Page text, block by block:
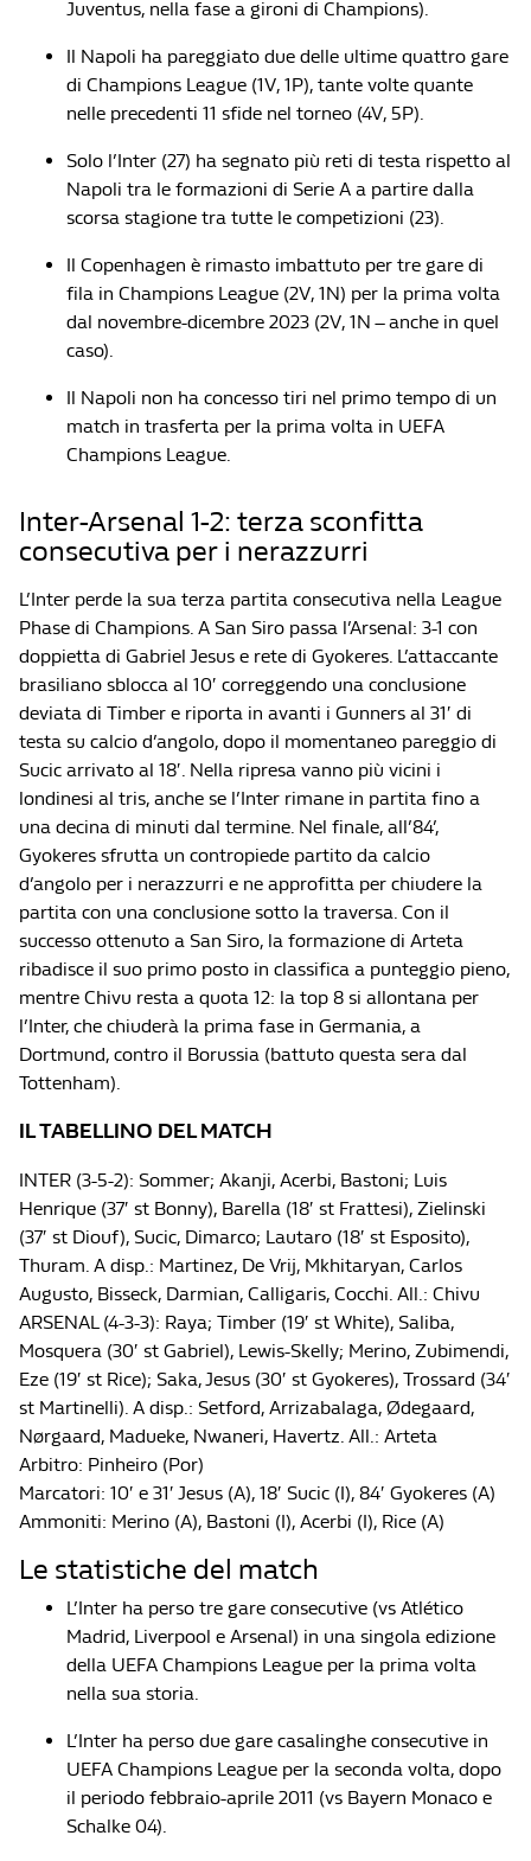
Juventus, nella fase a gironi di Champions).
Il Napoli ha pareggiato due delle ultime quattro gare
di Champions League (1V, 1P), tante volte quante
nelle precedenti 11 sfide nel torneo (4V, 5P).
Solo l’Inter (27) ha segnato più reti di testa rispetto al
Napoli tra le formazioni di Serie A a partire dalla
scorsa stagione tra tutte le competizioni (23).
Il Copenhagen è rimasto imbattuto per tre gare di
fila in Champions League (2V, 1N) per la prima volta
dal novembre-dicembre 2023 (2V, 1N – anche in quel
caso).
Il Napoli non ha concesso tiri nel primo tempo di un
match in trasferta per la prima volta in UEFA
Champions League.
Inter-Arsenal 1-2: terza sconfitta
consecutiva per i nerazzurri
L’Inter perde la sua terza partita consecutiva nella League
Phase di Champions. A San Siro passa l’Arsenal: 3-1 con
doppietta di Gabriel Jesus e rete di Gyokeres. L’attaccante
brasiliano sblocca al 10′ correggendo una conclusione
deviata di Timber e riporta in avanti i Gunners al 31′ di
testa su calcio d’angolo, dopo il momentaneo pareggio di
Sucic arrivato al 18′. Nella ripresa vanno più vicini i
londinesi al tris, anche se l’Inter rimane in partita fino a
una decina di minuti dal termine. Nel finale, all’84’,
Gyokeres sfrutta un contropiede partito da calcio
d’angolo per i nerazzurri e ne approfitta per chiudere la
partita con una conclusione sotto la traversa. Con il
successo ottenuto a San Siro, la formazione di Arteta
ribadisce il suo primo posto in classifica a punteggio pieno,
mentre Chivu resta a quota 12: la top 8 si allontana per
l’Inter, che chiuderà la prima fase in Germania, a
Dortmund, contro il Borussia (battuto questa sera dal
Tottenham).
IL TABELLINO DEL MATCH
INTER (3-5-2): Sommer; Akanji, Acerbi, Bastoni; Luis
Henrique (37′ st Bonny), Barella (18′ st Frattesi), Zielinski
(37′ st Diouf), Sucic, Dimarco; Lautaro (18′ st Esposito),
Thuram. A disp.: Martinez, De Vrij, Mkhitaryan, Carlos
Augusto, Bisseck, Darmian, Calligaris, Cocchi. All.: Chivu
ARSENAL (4-3-3): Raya; Timber (19′ st White), Saliba,
Mosquera (30′ st Gabriel), Lewis-Skelly; Merino, Zubimendi,
Eze (19′ st Rice); Saka, Jesus (30′ st Gyokeres), Trossard (34′
st Martinelli). A disp.: Setford, Arrizabalaga, Ødegaard,
Nørgaard, Madueke, Nwaneri, Havertz. All.: Arteta
Arbitro: Pinheiro (Por)
Marcatori: 10′ e 31′ Jesus (A), 18′ Sucic (I), 84′ Gyokeres (A)
Ammoniti: Merino (A), Bastoni (I), Acerbi (I), Rice (A)
Le statistiche del match
L’Inter ha perso tre gare consecutive (vs Atlético
Madrid, Liverpool e Arsenal) in una singola edizione
della UEFA Champions League per la prima volta
nella sua storia.
L’Inter ha perso due gare casalinghe consecutive in
UEFA Champions League per la seconda volta, dopo
il periodo febbraio-aprile 2011 (vs Bayern Monaco e
Schalke 04).